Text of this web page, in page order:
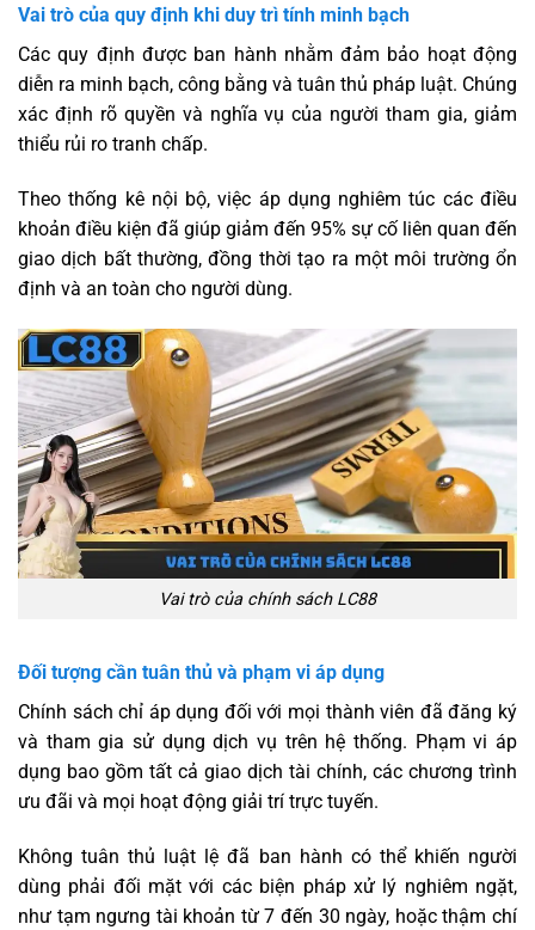
Vai trò của quy định khi duy trì tính minh bạch
Các quy định được ban hành nhằm đảm bảo hoạt động
diễn ra minh bạch, công bằng và tuân thủ pháp luật. Chúng
xác định rõ quyền và nghĩa vụ của người tham gia, giảm
thiểu rủi ro tranh chấp.
Theo thống kê nội bộ, việc áp dụng nghiêm túc các điều
khoản điều kiện đã giúp giảm đến 95% sự cố liên quan đến
giao dịch bất thường, đồng thời tạo ra một môi trường ổn
định và an toàn cho người dùng.
Vai trò của chính sách LC88
Đối tượng cần tuân thủ và phạm vi áp dụng
Chính sách chỉ áp dụng đối với mọi thành viên đã đăng ký
và tham gia sử dụng dịch vụ trên hệ thống. Phạm vi áp
dụng bao gồm tất cả giao dịch tài chính, các chương trình
ưu đãi và mọi hoạt động giải trí trực tuyến.
Không tuân thủ luật lệ đã ban hành có thể khiến người
dùng phải đối mặt với các biện pháp xử lý nghiêm ngặt,
như tạm ngưng tài khoản từ 7 đến 30 ngày, hoặc thậm chí